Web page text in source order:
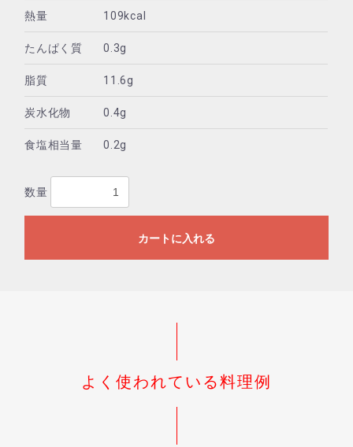
熱量 109kcal
たんぱく質 0.3g
脂質 11.6g
炭水化物 0.4g
食塩相当量 0.2g
数量
カートに入れる
よく使われている料理例